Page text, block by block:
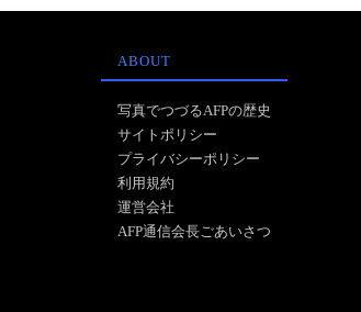
ABOUT
写真でつづるAFPの歴史
サイトポリシー
プライバシーポリシー
利用規約
運営会社
AFP通信会長ごあいさつ